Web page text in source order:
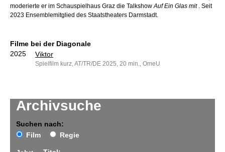
Archivsuche
Suchen nach:
Film
Regie
moderierte er im Schauspielhaus Graz die TalkshowAuf Ein Glas mit. Seit
2023 Ensemblemitglied des Staatstheaters Darmstadt.
Filme bei der Diagonale
2025
Viktor
Spielfilm kurz, AT/TR/DE 2025, 20 min., OmeU